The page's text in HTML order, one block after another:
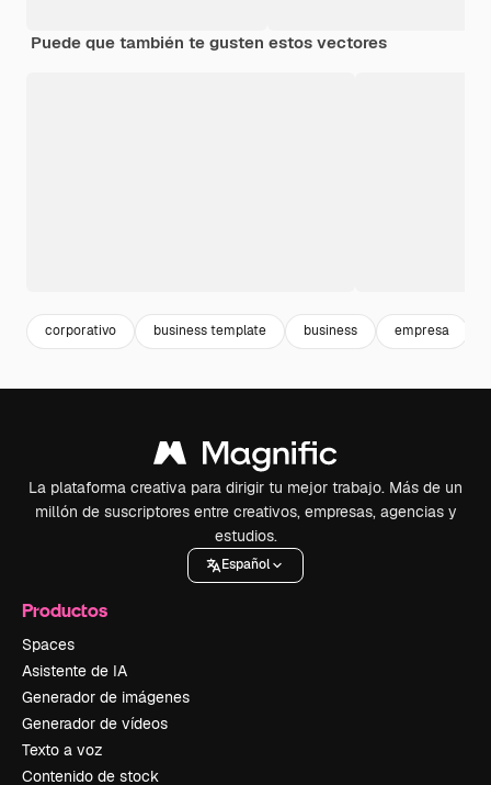
Puede que también te gusten estos vectores
corporativo business template business empresa
La plataforma creativa para dirigir tu mejor trabajo. Más de un
millón de suscriptores entre creativos, empresas, agencias y
estudios.
Español
Productos
Spaces
Asistente de IA
Generador de imágenes
Generador de vídeos
Texto a voz
Contenido de stock